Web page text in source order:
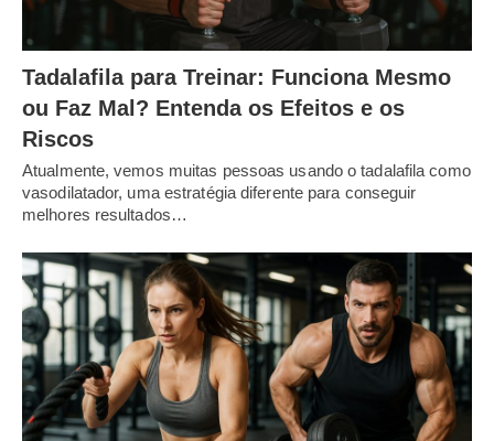
Tadalafila para Treinar: Funciona Mesmo
ou Faz Mal? Entenda os Efeitos e os
Riscos
Atualmente, vemos muitas pessoas usando o tadalafila como
vasodilatador, uma estratégia diferente para conseguir
melhores resultados…